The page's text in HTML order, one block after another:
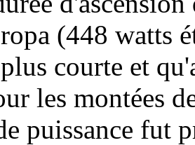
(448 watts
courte et
les montées
puissance fut